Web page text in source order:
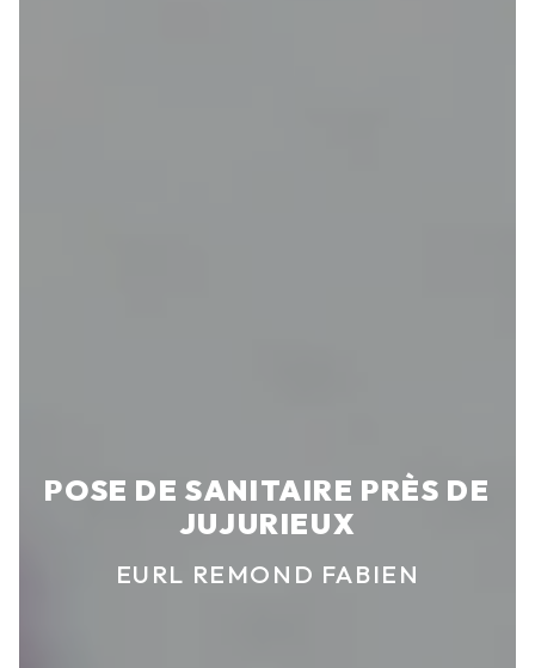
POSE DE SANITAIRE PRÈS DE
JUJURIEUX
EURL REMOND FABIEN